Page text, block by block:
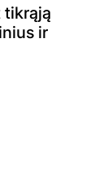
tikrąją
ir